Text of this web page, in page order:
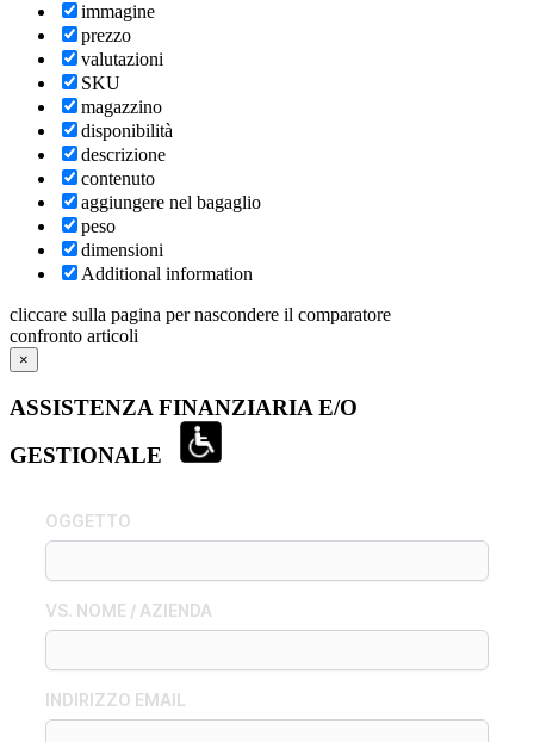
immagine
prezzo
valutazioni
SKU
magazzino
disponibilità
descrizione
contenuto
aggiungere nel bagaglio
peso
dimensioni
Additional information
cliccare sulla pagina per nascondere il comparatore
confronto articoli
×
ASSISTENZA FINANZIARIA E/O
GESTIONALE